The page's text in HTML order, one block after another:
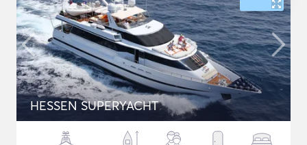
HESSEN SUPERYACHT